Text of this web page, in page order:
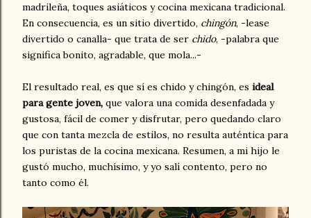
madrileña, toques asiáticos y cocina mexicana tradicional.
En consecuencia, es un sitio divertido, chingón, -lease
divertido o canalla- que trata de ser chido, -palabra que
significa bonito, agradable, que mola...-
El resultado real, es que sí es chido y chingón, es ideal
para gente joven, que valora una comida desenfadada y
gustosa, fácil de comer y disfrutar, pero quedando claro
que con tanta mezcla de estilos, no resulta auténtica para
los puristas de la cocina mexicana. Resumen, a mi hijo le
gustó mucho, muchísimo, y yo salí contento, pero no
tanto como él.